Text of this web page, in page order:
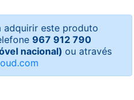
adquirir este produto
967 912 790
nacional) ou através